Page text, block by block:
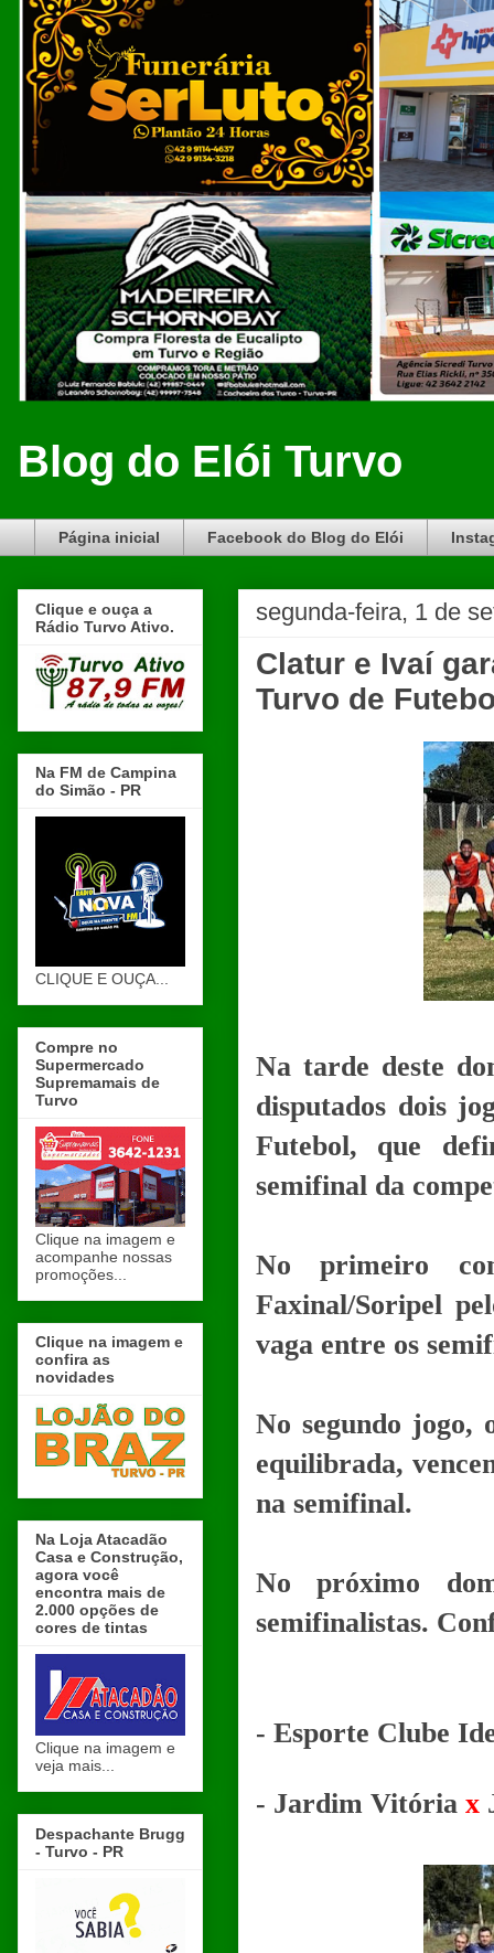
Blog do Elói Turvo
Página inicial Facebook do Blog do Elói
segunda-feira, 1 de
Clatur e Ivaí
Turvo de
Na tarde deste
disputados dois
Futebol, que
semifinal da
No primeiro
Faxinal/Soripel
vaga entre os
No segundo
equilibrada,
na semifinal.
No próximo
semifinalistas.
- Esporte Clube
- Jardim Vitória x
Clique e ouça a
Rádio Turvo Ativo.
Na FM de Campina
do Simão - PR
CLIQUE E OUÇA...
Compre no
Supermercado
Supremamais de
Turvo
Clique na imagem e
acompanhe nossas
promoções...
Clique na imagem e
confira as
novidades
Na Loja Atacadão
Casa e Construção,
agora você
encontra mais de
2.000 opções de
cores de tintas
Clique na imagem e
veja mais...
Despachante Brugg
- Turvo - PR